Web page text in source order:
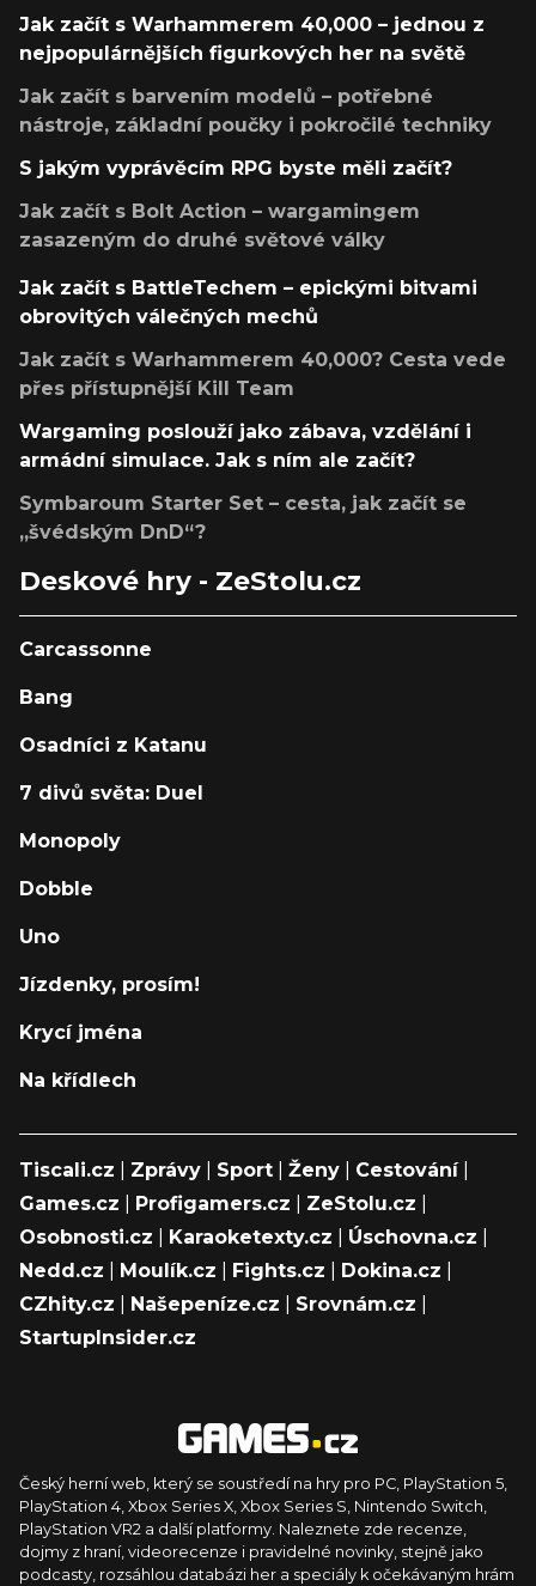
Jak začít s Warhammerem 40,000 – jednou z
nejpopulárnějších figurkových her na světě
Jak začít s barvením modelů – potřebné
nástroje, základní poučky i pokročilé techniky
S jakým vyprávěcím RPG byste měli začít?
Jak začít s Bolt Action – wargamingem
zasazeným do druhé světové války
Jak začít s BattleTechem – epickými bitvami
obrovitých válečných mechů
Jak začít s Warhammerem 40,000? Cesta vede
přes přístupnější Kill Team
Wargaming poslouží jako zábava, vzdělání i
armádní simulace. Jak s ním ale začít?
Symbaroum Starter Set – cesta, jak začít se
„švédským DnD“?
Deskové hry - ZeStolu.cz
Carcassonne
Bang
Osadníci z Katanu
7 divů světa: Duel
Monopoly
Dobble
Uno
Jízdenky, prosím!
Krycí jména
Na křídlech
Tiscali.cz Zprávy Sport Ženy Cestování|
Games.cz
Profigamers.cz ZeStolu.cz
Osobnosti.cz
Karaoketexty.cz Úschovna.cz
Nedd.cz
Moulík.cz Fights.cz Dokina.cz
CZhity.cz
Našepeníze.cz Srovnám.cz
StartupInsider.cz
Český herní web, který se soustředí na hry pro PC, PlayStation 5,
PlayStation 4, Xbox Series X, Xbox Series S, Nintendo Switch,
PlayStation VR2 a další platformy. Naleznete zde recenze,
dojmy z hraní, videorecenze i pravidelné novinky, stejně jako
podcasty, rozsáhlou databázi her a speciály k očekávaným hrám